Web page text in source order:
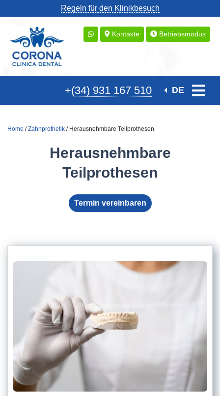
Regeln für den Klinikbesuch
Kontakte Betriebsmodus
+(34) 931 167 510 DE
Home /Zahnprothetik / Herausnehmbare Teilprothesen
Herausnehmbare
Teilprothesen
Termin vereinbaren